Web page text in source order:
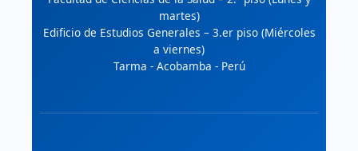
martes)
Edificio de Estudios Generales – 3.er piso (Miércoles
a viernes)
Tarma - Acobamba - Perú